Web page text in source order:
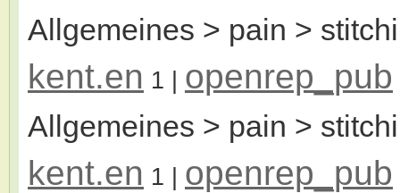
Allgemeines > pain >
kent.en 1 | openrep_pub
Allgemeines > pain >
kent.en 1 | openrep_pub